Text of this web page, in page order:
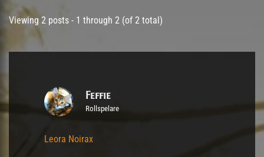
Post has published by
22/09/2021
Viewing 2 posts - 1 through 2 (of 2 total)
Feffie
Rollspelare
Leora Noirax